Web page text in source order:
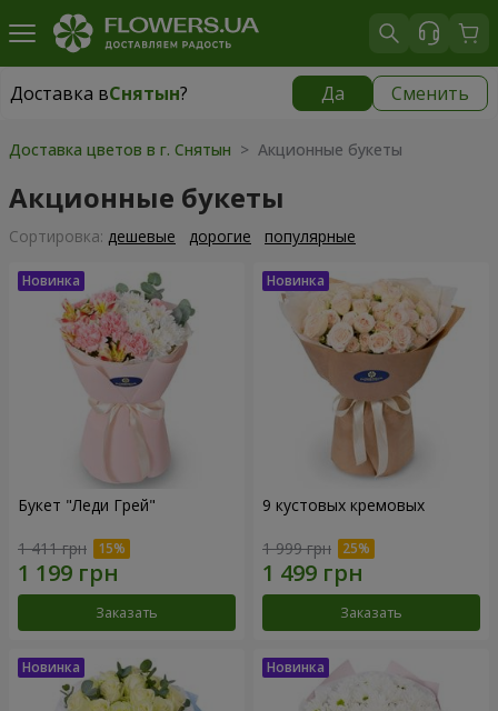
Доставка вСнятын? Да Сменить
Доставка вСнятын|
Доставка цветов в г. Снятын > Акционные букеты
Акционные букеты
Cортировка: дешевые дорогие популярные
Букет "Леди Грей"
1 411 грн
Заказать
9 кустовых кремовых
1 999 грн
Заказать